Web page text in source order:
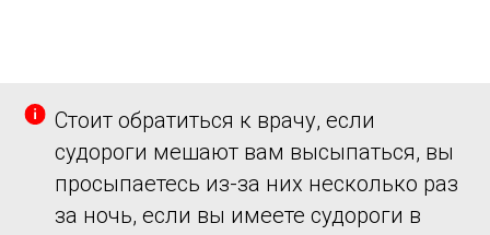
Стоит обратиться к врачу, если
судороги мешают вам высыпаться, вы
просыпаетесь из-за них несколько раз
за ночь, если вы имеете судороги в